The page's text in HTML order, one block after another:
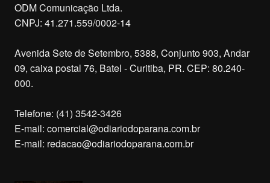
ODM Comunicação Ltda.
CNPJ: 41.271.559/0002-14
Avenida Sete de Setembro, 5388, Conjunto 903, Andar
09, caixa postal 76, Batel - Curitiba, PR. CEP: 80.240-
000.
Telefone: (41) 3542-3426
E-mail: comercial@odiariodoparana.com.br
E-mail: redacao@odiariodoparana.com.br